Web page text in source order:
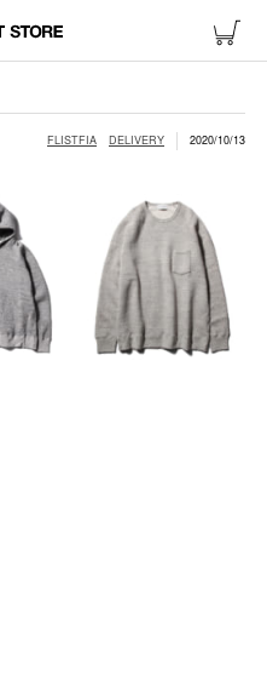
FLISTFIA DELIVERY 2020/10/13